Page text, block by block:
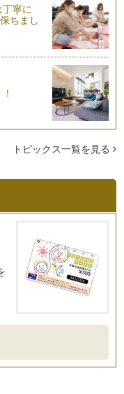
をもっと素敵に演出し
楽しみにしているク
寧に
ちまし
トピックス一覧を見る